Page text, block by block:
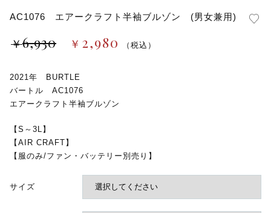
AC1076 エアークラフト半袖ブルゾン (男女兼用)
￥6,930 ￥ 2,980 （税込）
2021年 BURTLE
バートル AC1076
エアークラフト半袖ブルゾン
【S～3L】
【AIR CRAFT】
【服のみ/ファン・バッテリー別売り】
サイズ